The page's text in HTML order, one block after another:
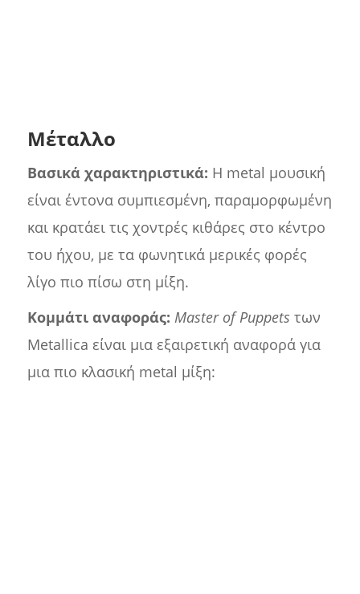
Μέταλλο
Βασικά χαρακτηριστικά: Η metal μουσική
είναι έντονα συμπιεσμένη, παραμορφωμένη
και κρατάει τις χοντρές κιθάρες στο κέντρο
του ήχου, με τα φωνητικά μερικές φορές
λίγο πιο πίσω στη μίξη.
Κομμάτι αναφοράς: Master of Puppets των
Metallica είναι μια εξαιρετική αναφορά για
μια πιο κλασική metal μίξη: